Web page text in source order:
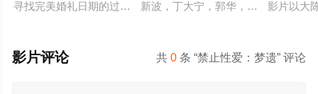
寻找完美婚礼日期的过程，扎拉经历了一连串的冒险——并走向
新波，丁大宁，郭华，程一木他们毕
影片以大
共0 条 “禁止性爱：梦遗” 评论
影片评论